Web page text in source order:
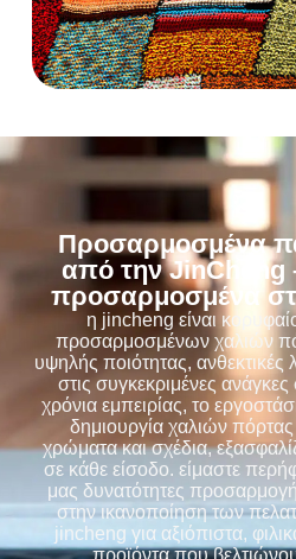
Προσαρμοσμένα
από την JinCheng
προσαρμοσμένα
η jincheng είναι
προσαρμοσμένων χαλιών
υψηλής ποιότητας,
στις συγκεκριμένες
χρόνια εμπειρίας, το
δημιουργία χαλιών
χρώματα και σχέδια,
σε κάθε είσοδο. είμαστε
μας δυνατότητες
στην ικανοποίηση των
jincheng για αξιόπιστα,